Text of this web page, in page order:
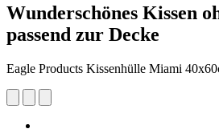
Wunderschönes Kissen
passend zur Decke
Eagle Products Kissenhülle Miami